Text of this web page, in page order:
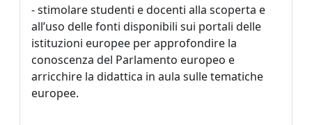
- stimolare studenti e docenti alla scoperta e
all’uso delle fonti disponibili sui portali delle
istituzioni europee per approfondire la
conoscenza del Parlamento europeo e
arricchire la didattica in aula sulle tematiche
europee.